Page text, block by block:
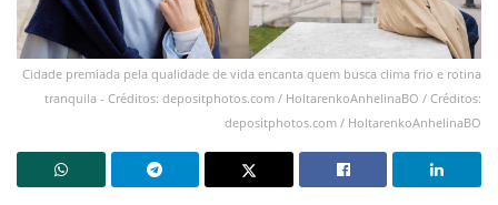
Cidade premiada pela qualidade de vida encanta quem busca clima frio e rotina
tranquila - Créditos: depositphotos.com / HoltarenkoAnhelinaBO / Créditos:
depositphotos.com / HoltarenkoAnhelinaBO